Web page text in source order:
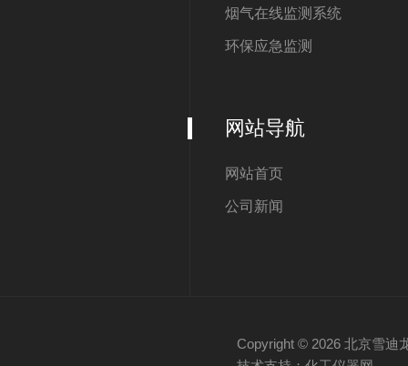
烟气在线监测系统
环保应急监测
网站导航
网站首页
公司新闻
Copyright © 2026 北京雪迪